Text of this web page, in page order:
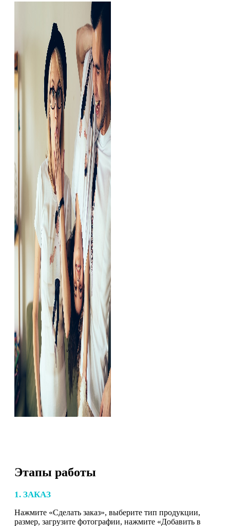
Этапы работы
1. ЗАКАЗ
Нажмите «Сделать заказ», выберите тип продукции,
размер, загрузите фотографии, нажмите «Добавить в